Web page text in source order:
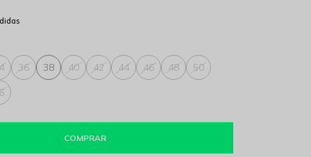
36 38 40 42 44 46 48
50
COMPRAR